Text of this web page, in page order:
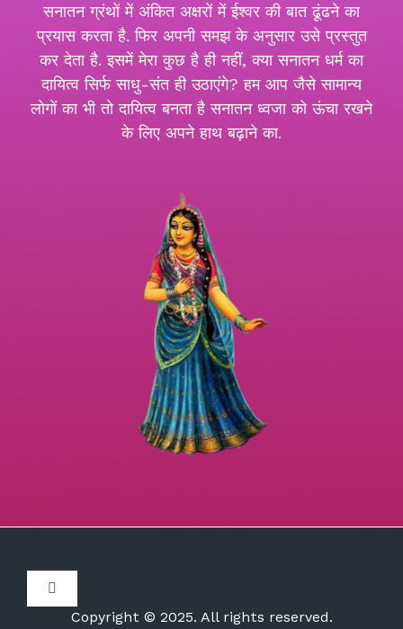
सनातन ग्रंथों में अंकित अक्षरों में ईश्वर की बात ढूंढने का
प्रयास करता है. फिर अपनी समझ के अनुसार उसे प्रस्तुत
कर देता है. इसमें मेरा कुछ है ही नहीं, क्या सनातन धर्म का
दायित्व सिर्फ साधु-संत ही उठाएंगे? हम आप जैसे सामान्य
लोगों का भी तो दायित्व बनता है सनातन ध्वजा को ऊंचा रखने
के लिए अपने हाथ बढ़ाने का.
Toggle
Navigation
Copyright © 2025. All rights reserved.